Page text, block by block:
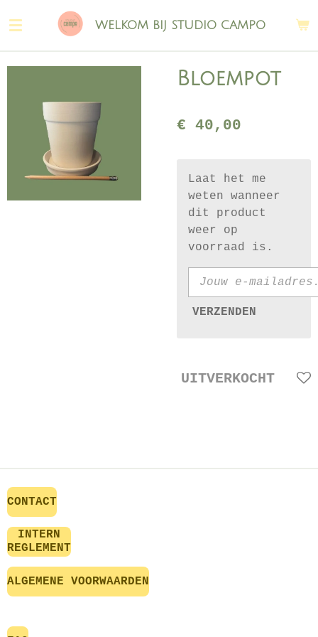
direct
de
WELKOM BIJ STUDIO CAMPO
Bloempot
€ 40,00
Laat het me
weten wanneer
dit product
weer op
voorraad is.
VERZENDEN
UITVERKOCHT
CONTACT
INTERN
REGLEMENT
ALGEMENE VOORWAARDEN